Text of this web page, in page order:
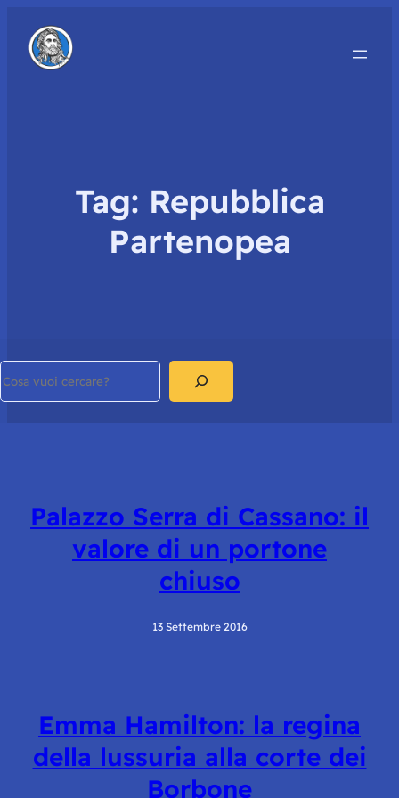
Tag: Repubblica
Partenopea
Palazzo Serra di Cassano: il
valore di un portone
chiuso
13 Settembre 2016
Emma Hamilton: la regina
della lussuria alla corte dei
Borbone